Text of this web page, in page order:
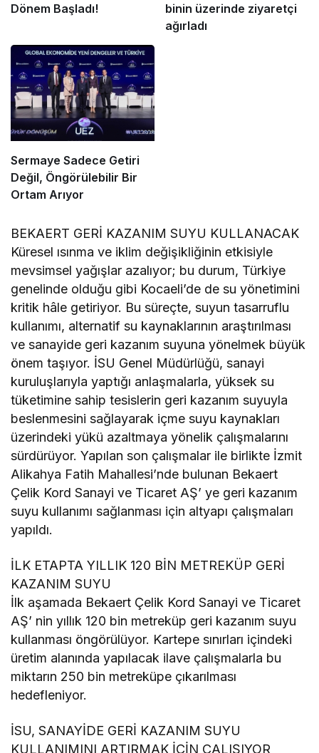
Dönem Başladı!
binin üzerinde ziyaretçi
ağırladı
Sermaye Sadece Getiri
Değil, Öngörülebilir Bir
Ortam Arıyor
BEKAERT GERİ KAZANIM SUYU KULLANACAK
Küresel ısınma ve iklim değişikliğinin etkisiyle
mevsimsel yağışlar azalıyor; bu durum, Türkiye
genelinde olduğu gibi Kocaeli’de de su yönetimini
kritik hâle getiriyor. Bu süreçte, suyun tasarruflu
kullanımı, alternatif su kaynaklarının araştırılması
ve sanayide geri kazanım suyuna yönelmek büyük
önem taşıyor. İSU Genel Müdürlüğü, sanayi
kuruluşlarıyla yaptığı anlaşmalarla, yüksek su
tüketimine sahip tesislerin geri kazanım suyuyla
beslenmesini sağlayarak içme suyu kaynakları
üzerindeki yükü azaltmaya yönelik çalışmalarını
sürdürüyor. Yapılan son çalışmalar ile birlikte İzmit
Alikahya Fatih Mahallesi’nde bulunan Bekaert
Çelik Kord Sanayi ve Ticaret AŞ’ ye geri kazanım
suyu kullanımı sağlanması için altyapı çalışmaları
yapıldı.
İLK ETAPTA YILLIK 120 BİN METREKÜP GERİ
KAZANIM SUYU
İlk aşamada Bekaert Çelik Kord Sanayi ve Ticaret
AŞ’ nin yıllık 120 bin metreküp geri kazanım suyu
kullanması öngörülüyor. Kartepe sınırları içindeki
üretim alanında yapılacak ilave çalışmalarla bu
miktarın 250 bin metreküpe çıkarılması
hedefleniyor.
İSU, SANAYİDE GERİ KAZANIM SUYU
KULLANIMINI ARTIRMAK İÇİN ÇALIŞIYOR